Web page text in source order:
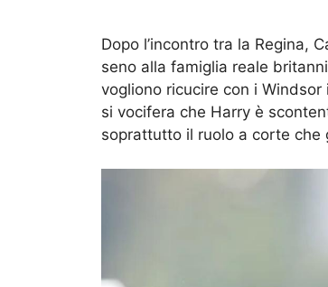
Dopo l’incontro tra la Regina,
seno alla famiglia reale
vogliono ricucire con i
si vocifera che Harry è
soprattutto il ruolo a corte